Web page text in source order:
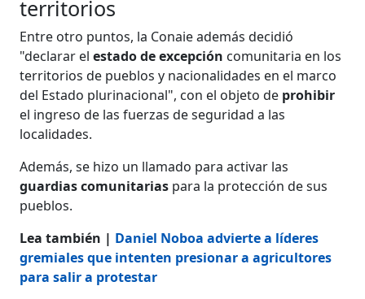
territorios
Entre otro puntos, la Conaie además decidió
"declarar elestado de excepción comunitaria en los
territorios de pueblos y nacionalidades en el marco
del Estado plurinacional", con el objeto de prohibir
el ingreso de las fuerzas de seguridad a las
localidades.
Además, se hizo un llamado para activar las
guardias comunitarias para la protección de sus
pueblos.
Lea también | Daniel Noboa advierte a líderes
gremiales que intenten presionar a agricultores
para salir a protestar